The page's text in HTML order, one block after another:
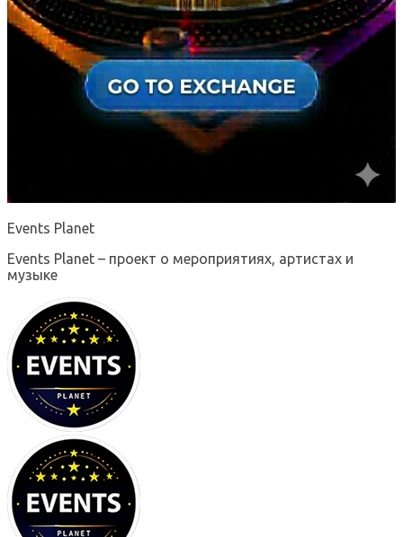
Events Planet
Events Planet – проект о мероприятиях, артистах и
музыке